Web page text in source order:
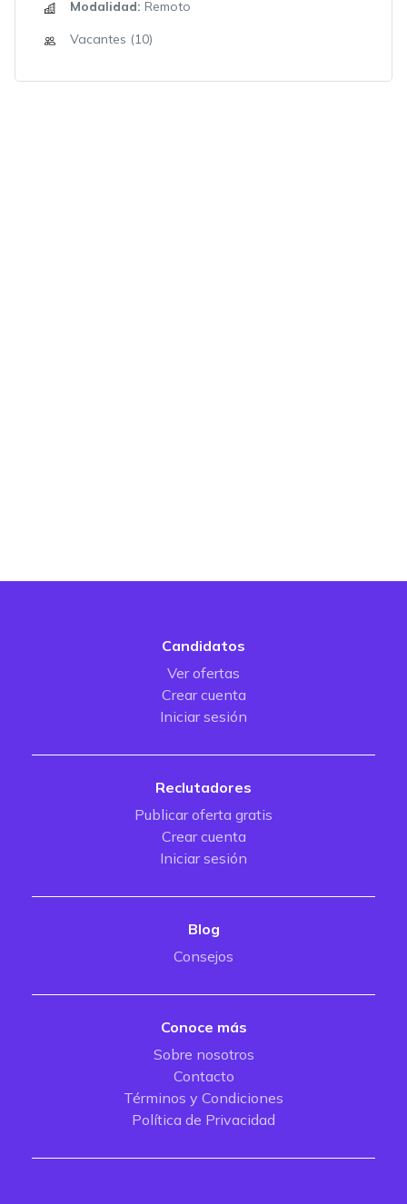
Modalidad: Remoto
Vacantes (10)
Candidatos
Ver ofertas
Crear cuenta
Iniciar sesión
Reclutadores
Publicar oferta gratis
Crear cuenta
Iniciar sesión
Blog
Consejos
Conoce más
Sobre nosotros
Contacto
Términos y Condiciones
Política de Privacidad